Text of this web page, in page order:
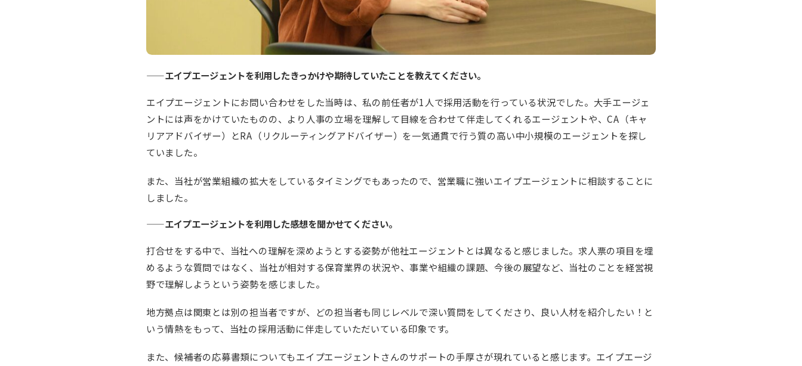
——エイプエージェントを利用したきっかけや期待していたことを教えてください。
エイプエージェントにお問い合わせをした当時は、私の前任者が1人で採用活動を行っている状況でした。大手エージェ
ントには声をかけていたものの、より人事の立場を理解して目線を合わせて伴走してくれるエージェントや、CA（キャ
リアアドバイザー）とRA（リクルーティングアドバイザー）を一気通貫で行う質の高い中小規模のエージェントを探し
ていました。
また、当社が営業組織の拡大をしているタイミングでもあったので、営業職に強いエイプエージェントに相談することに
しました。
——エイプエージェントを利用した感想を聞かせてください。
打合せをする中で、当社への理解を深めようとする姿勢が他社エージェントとは異なると感じました。求人票の項目を埋
めるような質問ではなく、当社が相対する保育業界の状況や、事業や組織の課題、今後の展望など、当社のことを経営視
野で理解しようという姿勢を感じました。
地方拠点は関東とは別の担当者ですが、どの担当者も同じレベルで深い質問をしてくださり、良い人材を紹介したい！と
いう情熱をもって、当社の採用活動に伴走していただいている印象です。
また、候補者の応募書類についてもエイプエージェントさんのサポートの手厚さが現れていると感じます。エイプエージ